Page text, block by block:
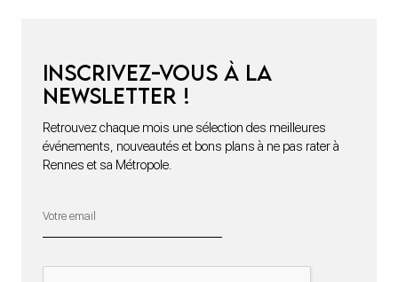
Inscrivez-vous à la
newsletter !
Retrouvez chaque mois une sélection des meilleures
événements, nouveautés et bons plans à ne pas rater à
Rennes et sa Métropole.